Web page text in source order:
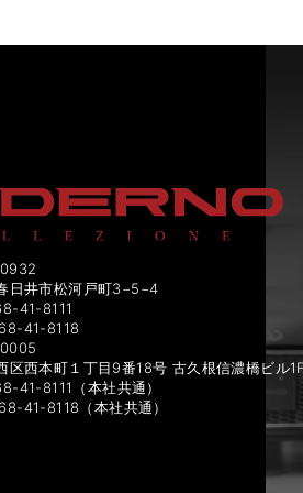
日井市松河戸町3−5−4
41-8111
41-8118
区西本町１丁目9番18号 古久根信濃橋ビル
41-8111（本社共通）
41-8118（本社共通）